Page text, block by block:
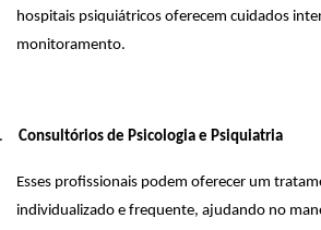
hospitais psiquiátricos oferecem cuidados
monitoramento.
Consultórios de Psicologia e Psiquiatria
Esses profissionais podem oferecer um
individualizado e frequente, ajudando no